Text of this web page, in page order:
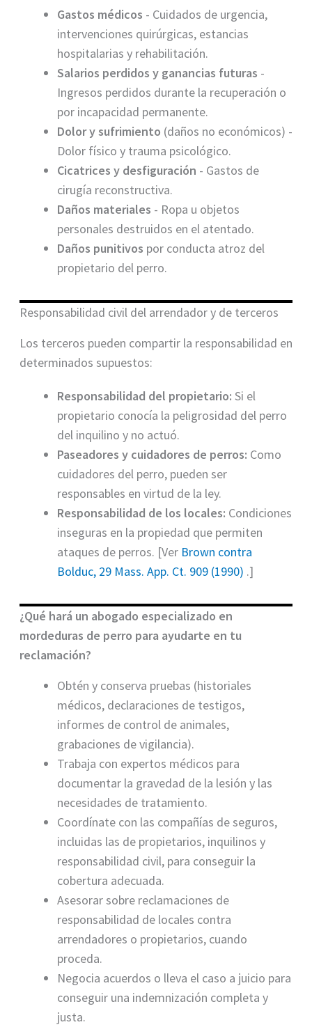
Gastos médicos - Cuidados de urgencia,
intervenciones quirúrgicas, estancias
hospitalarias y rehabilitación.
Salarios perdidos y ganancias futuras -
Ingresos perdidos durante la recuperación o
por incapacidad permanente.
Dolor y sufrimiento (daños no económicos) -
Dolor físico y trauma psicológico.
Cicatrices y desfiguración - Gastos de
cirugía reconstructiva.
Daños materiales - Ropa u objetos
personales destruidos en el atentado.
Daños punitivos por conducta atroz del
propietario del perro.
Responsabilidad civil del arrendador y de terceros
Los terceros pueden compartir la responsabilidad en
determinados supuestos:
Responsabilidad del propietario: Si el
propietario conocía la peligrosidad del perro
del inquilino y no actuó.
Paseadores y cuidadores de perros: Como
cuidadores del perro, pueden ser
responsables en virtud de la ley.
Responsabilidad de los locales: Condiciones
inseguras en la propiedad que permiten
ataques de perros. [Ver Brown contra
Bolduc, 29 Mass. App. Ct. 909 (1990) .]
¿Qué hará un abogado especializado en
mordeduras de perro para ayudarte en tu
reclamación?
Obtén y conserva pruebas (historiales
médicos, declaraciones de testigos,
informes de control de animales,
grabaciones de vigilancia).
Trabaja con expertos médicos para
documentar la gravedad de la lesión y las
necesidades de tratamiento.
Coordínate con las compañías de seguros,
incluidas las de propietarios, inquilinos y
responsabilidad civil, para conseguir la
cobertura adecuada.
Asesorar sobre reclamaciones de
responsabilidad de locales contra
arrendadores o propietarios, cuando
proceda.
Negocia acuerdos o lleva el caso a juicio para
conseguir una indemnización completa y
justa.